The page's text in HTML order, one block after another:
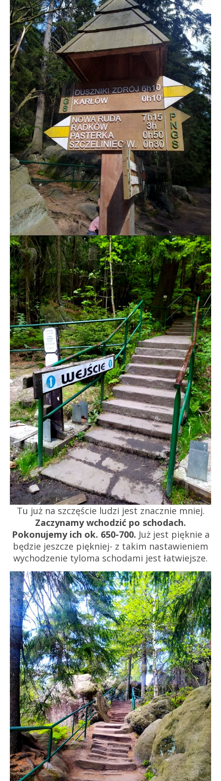
Tu już na szczęście ludzi jest znacznie mniej.
Zaczynamy wchodzić po schodach.
Pokonujemy ich ok. 650-700. Już jest pięknie a
będzie jeszcze piękniej- z takim nastawieniem
wychodzenie tyloma schodami jest łatwiejsze.